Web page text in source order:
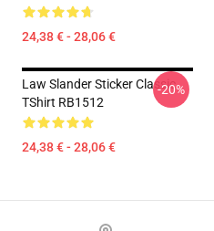
24,38 € - 28,06 €
Law Slander Sticker Classic
TShirt RB1512
24,38 € - 28,06 €
-20%